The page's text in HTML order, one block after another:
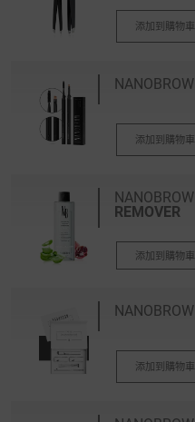
添加到購物車
NANOBROW
添加到購物車
NANOBROW
REMOVER
添加到購物車
NANOBROW
添加到購物車